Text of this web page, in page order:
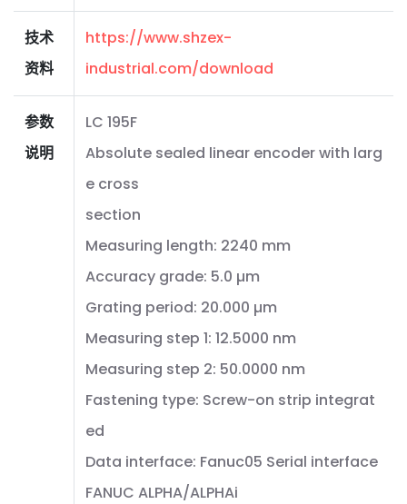
技术
资料
https://www.shzex-
industrial.com/download
参数
说明
LC 195F
Absolute sealed linear encoder with larg
e cross
section
Measuring length: 2240 mm
Accuracy grade: 5.0 µm
Grating period: 20.000 µm
Measuring step 1: 12.5000 nm
Measuring step 2: 50.0000 nm
Fastening type: Screw-on strip integrat
ed
Data interface: Fanuc05 Serial interface
FANUC ALPHA/ALPHAi